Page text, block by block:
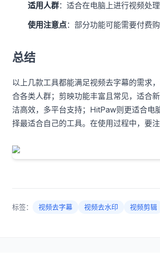
适用人群：适合在电脑上进行视频处
使用注意点：部分功能可能需要付费
总结
以上几款工具都能满足视频去字幕的需求
合各类人群；剪映功能丰富且常见，适合
洁高效，多平台支持；HitPaw则更适合电
择最适合自己的工具。在使用过程中，要
标签： 视频去字幕 视频去水印 视频剪辑